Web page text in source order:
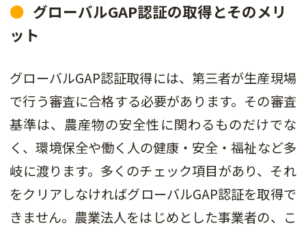
グローバルGAP認証の取得とそのメリ
ット
グローバルGAP認証取得には、第三者が生産現場
で行う審査に合格する必要があります。その審査
基準は、農産物の安全性に関わるものだけでな
く、環境保全や働く人の健康・安全・福祉など多
岐に渡ります。多くのチェック項目があり、それ
をクリアしなければグローバルGAP認証を取得で
きません。農業法人をはじめとした事業者の、こ